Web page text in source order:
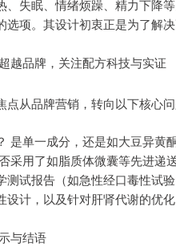
、失眠、情绪烦躁、精力下降
选项。其设计初衷正是为了解
越品牌，关注配方科技与实证
点从品牌营销，转向以下核心问
是单一成分，还是如大豆异黄
采用了如脂质体微囊等先进递
测试报告（如急性经口毒性试
设计，以及针对肝肾代谢的优化
与结语